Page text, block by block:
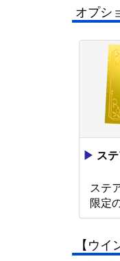
オプシ
▶ ス
ステ
限定
【ウ